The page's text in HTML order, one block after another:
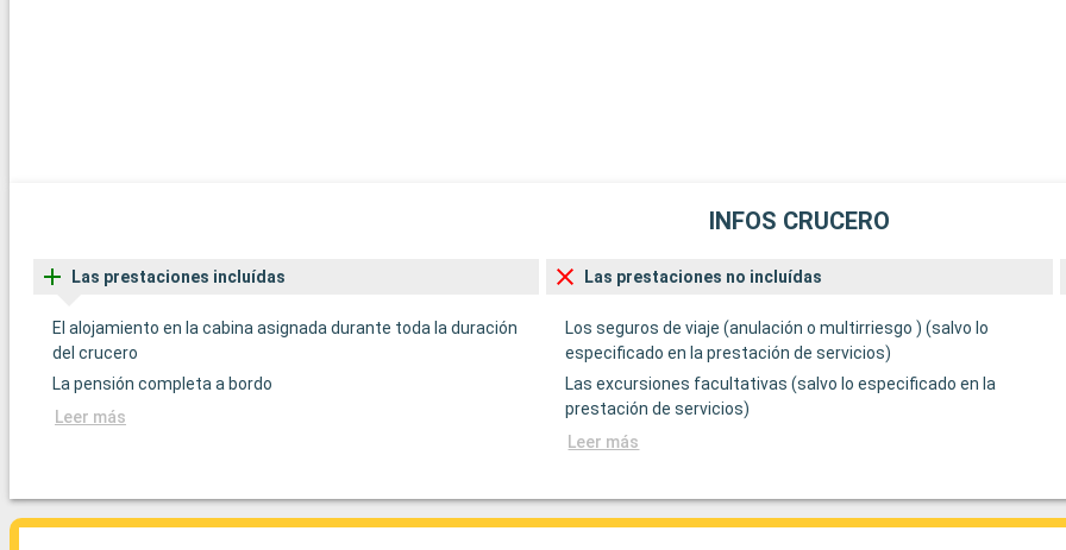
INFOS CRUCERO
Las prestaciones incluídas
El alojamiento en la cabina asignada durante toda la duración
del crucero
La pensión completa a bordo
Leer más
Las prestaciones no incluídas
Los seguros de viaje (anulación o multirriesgo ) (salvo lo
especificado en la prestación de servicios)
Las excursiones facultativas (salvo lo especificado en la
prestación de servicios)
Leer más